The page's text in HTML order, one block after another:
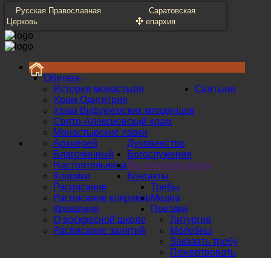
Русская Православная
Церковь
Саратовская
епархия
Обитель
История монастыря
Храм Одигитрия
Храм Вифлеемских младенцев
Свято-Алексиевский храм
Монастырские лавки
Святыни
Духовенство
Архиерей
Благочинный
Настоятельница
Клирики
Богослужения
Расписание
Расписание клириков
Крещение
Воскресная школа
О воскресной школе
Расписание занятий
Контакты
Требы
Литургия
Молебны
Заказать требу
Пожертвовать
Медиа
Поездки